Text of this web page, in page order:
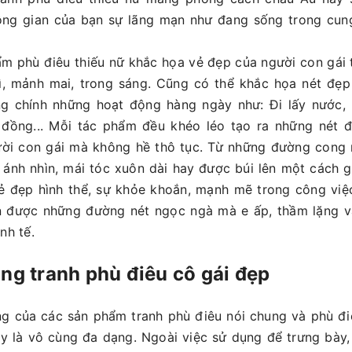
gian của bạn sự lãng mạn như đang sống trong
phù điêu thiếu nữ khắc họa vẻ đẹp của người con
mảnh mai, trong sáng. Cũng có thể khắc họa nét
chính những hoạt động hàng ngày như: Đi lấy nước,
Mỗi tác phẩm đều khéo léo tạo ra những nét
con gái mà không hề thô tục. Từ những đường cong
nhìn, mái tóc xuôn dài hay được búi lên một cách
đẹp hình thể, sự khỏe khoắn, mạnh mẽ trong công
được những đường nét ngọc ngà mà e ấp, thầm lặng
tế.
tranh phù điêu cô gái đẹp
của các sản phẩm tranh phù điêu nói chung và phù
là vô cùng đa dạng. Ngoài việc sử dụng để trưng